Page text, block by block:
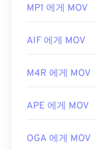
최초 출시: 1999년
유용한 링크:
Rate_audio_codec
동하는VLC 미디
다. AutoCAD
사용되지 않고
QuickTime에서
최초 출시:2001년
MP1 에게 MOV
AIF 에게 MOV
M4R 에게 MOV
APE 에게 MOV
OGA 에게 MOV